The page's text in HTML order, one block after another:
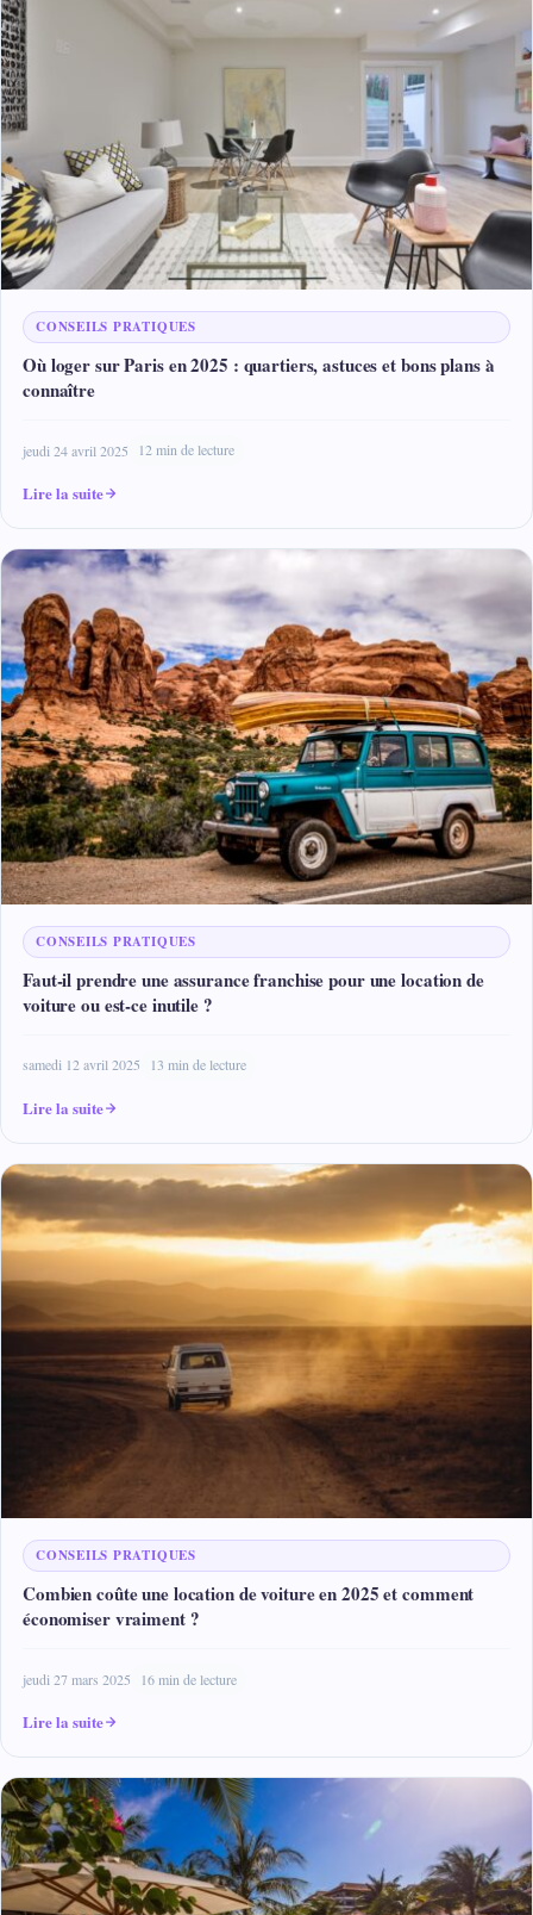
CONSEILS PRATIQUES
Où loger sur Paris en 2025 : quartiers, astuces et bons plans à
connaître
jeudi 24 avril 2025 12 min de lecture
Lire la suite
CONSEILS PRATIQUES
Faut-il prendre une assurance franchise pour une location de
voiture ou est-ce inutile ?
samedi 12 avril 2025 13 min de lecture
Lire la suite
CONSEILS PRATIQUES
Combien coûte une location de voiture en 2025 et comment
économiser vraiment ?
jeudi 27 mars 2025 16 min de lecture
Lire la suite